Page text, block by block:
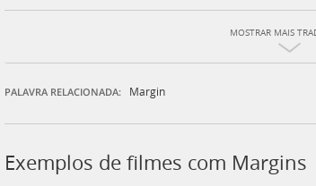
MOSTRAR MAIS
PALAVRA RELACIONADA: Margin
Exemplos de filmes com Margins